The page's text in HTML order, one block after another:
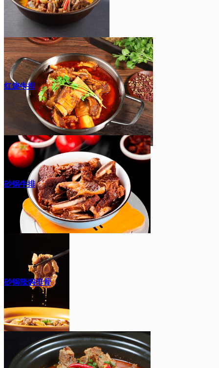
红烧牛排
砂锅牛排
砂锅辣焖排骨